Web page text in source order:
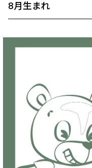
8月生まれ